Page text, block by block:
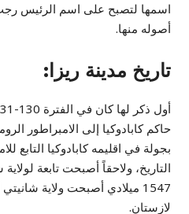
اسمها لتصبح على اسم الرئيس
أصوله منها.
تاريخ مدينة ريزا:
حاكم كابادوكيا إلى الامبراطور
بجولة في اقليمه كابادوكيا التابع
التاريخ، ولاحقاً أصبحت تابعة
1547 ميلادي أصبحت ولاية
لازستان.